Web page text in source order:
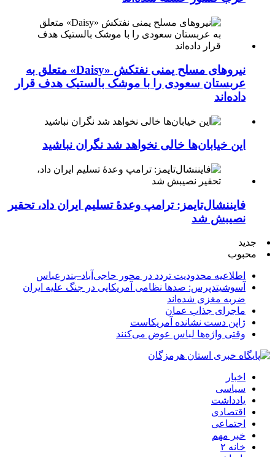
نیروهای مسلح یمنی نفتکش «Daisy» متعلق به
عربستان سعودی را با موشک بالستیک هدف قرار
داده‌اند
این خیابان‌ها خالی نخواهد شد نگران نباشید
فایننشال‌تایمز: ترامپ وعدۀ تسلیم ایران داد، تحقیر
نصیبش شد
جدید
محبوب
اطلاعیه محدودیت تردد در محور حاجی‌آباد–بندرعباس
آسوشیتدپرس: صدها نظامی آمریکایی در جنگ علیه ایران
ضربه مغزی شده‌اند
ماجرای جذاب عمان
ژاپن دست نشانده آمریکاست
وقتی واژه‌ها لباس عوض می‌کنند
اخبار
سیاسی
یادداشت
اقتصادی
اجتماعی
خبر مهم
خانه ۲